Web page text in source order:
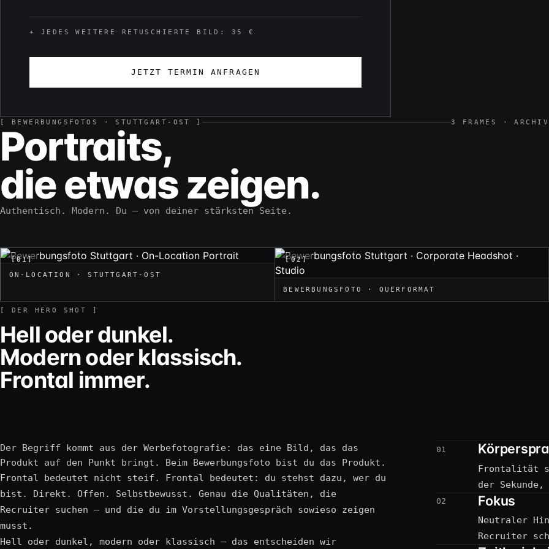
+ JEDES WEITERE RETUSCHIERTE BILD: 35 €
JETZT TERMIN ANFRAGEN
[ BEWERBUNGSFOTOS · STUTTGART-OST ] 3 FRAMES · ARCHIV
Portraits,
die etwas zeigen.
Authentisch. Modern. Du — von deiner stärksten Seite.
[01]
ON-LOCATION · STUTTGART-OST
[02]
BEWERBUNGSFOTO · QUERFORMAT
[ DER HERO SHOT ]
Hell oder dunkel.
Modern oder klassisch.
Frontal immer.
Der Begriff kommt aus der Werbefotografie: das eine Bild, das das
Produkt auf den Punkt bringt. Beim Bewerbungsfoto bist du das Produkt.
Frontal bedeutet nicht steif. Frontal bedeutet: du stehst dazu, wer du
bist. Direkt. Offen. Selbstbewusst. Genau die Qualitäten, die
Recruiter suchen — und die du im Vorstellungsgespräch sowieso zeigen
musst.
Hell oder dunkel, modern oder klassisch — das entscheiden wir
01
Frontalität
der
02 Fokus
Neutraler
Recruiter